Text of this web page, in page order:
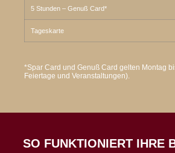
5 Stunden – Genuß Card*
Tageskarte
*Spar Card und Genuß Card gelten Montag
Feiertage und Veranstaltungen).
SO FUNKTIONIERT IHRE